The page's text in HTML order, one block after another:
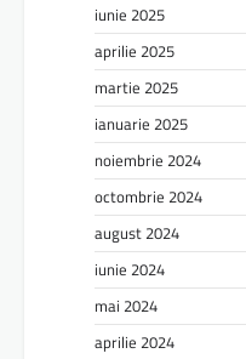
iunie 2025
aprilie 2025
martie 2025
ianuarie 2025
noiembrie 2024
octombrie 2024
august 2024
iunie 2024
mai 2024
aprilie 2024